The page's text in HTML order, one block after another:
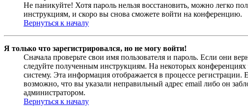
Не паникуйте! Хотя пароль нельзя восстановить, можно легко
инструкциям, и скоро вы снова сможете войти на конференцию.
Вернуться к началу
Я только что зарегистрировался, но не могу войти!
Сначала проверьте свои имя пользователя и пароль. Если они
следуйте полученным инструкциям. На некоторых
систему. Эта информация отображается в процессе
возможно, что вы указали неправильный адрес email либо он
администратором.
Вернуться к началу